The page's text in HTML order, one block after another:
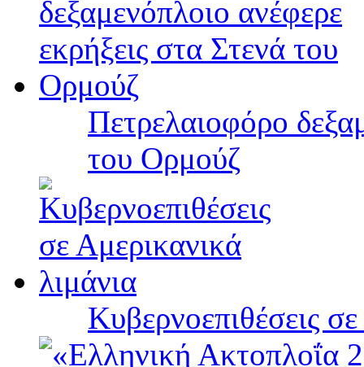
Πετρελαιοφόρο
του Ορμούζ
Κυβερνοεπιθέσεις